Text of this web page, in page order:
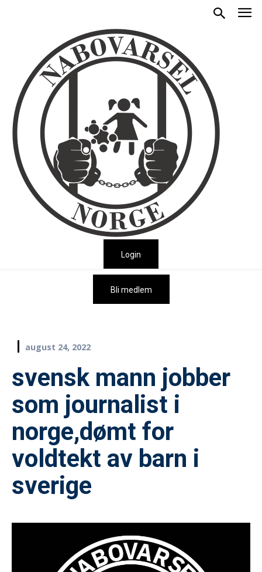
Login
Bli medlem
august 24, 2022
svensk mann jobber
som journalist i
norge,dømt for
voldtekt av barn i
sverige